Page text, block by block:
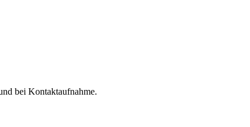
bei Kontaktaufnahme.